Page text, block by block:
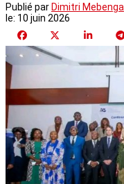
Publié parDimitri Mebenga
le: 10 juin 2026